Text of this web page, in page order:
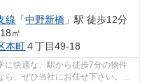
線 「中野新橋 」駅 徒歩12分
㎡
本町４丁目49-18
に快適な、駅から徒歩7分の物件
ら、ぜひ当社にお任せ下さい。当